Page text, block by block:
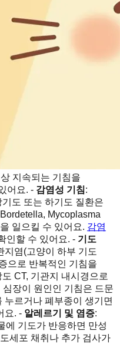
지속되는 기침을
어요. - 감염성 기침:
도 또는 하기도 질환은
Mycoplasma
을 일으킬 수 있어요. 감염
인할 수 있어요. - 기도
지염(고양이 하부 기도
으로 반복적인 기침을
CT, 기관지 내시경으로
심장이 원인인 기침은 드문
누르거나 폐부종이 생기면
요. - 알레르기 및 염증:
에 기도가 반응하면 만성
세포 채취나 추가 검사가